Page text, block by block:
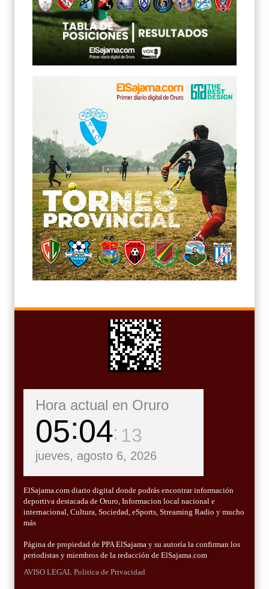
Hora actual en Oruro
05 04 15
jueves, agosto 6, 2026
ElSajama.com diario digital donde podrás encontrar información
deportiva destacada de Oruro, Informacion local nacional e
internacional, Cultura, Sociedad, eSports, Streaming Radio y mucho
más
Página de propiedad de PPA ElSajama y su autoría la confirman los
periodistas y miembros de la redacción de ElSajama.com
AVISO LEGAL Politica de Privacidad